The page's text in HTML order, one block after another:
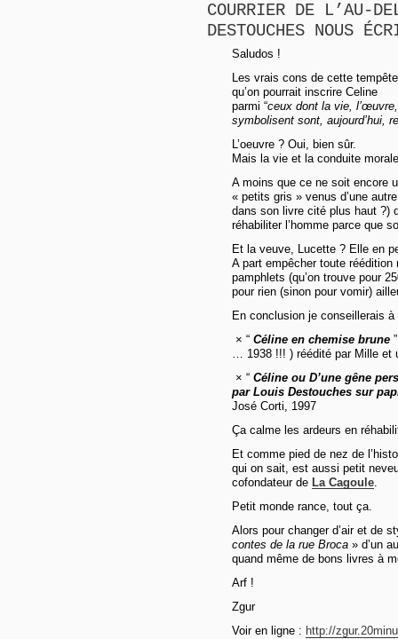
COURRIER DE L’AU-
DESTOUCHES NOUS
Saludos !
Les vrais cons de cette
qu’on pourrait inscrire Celine
parmi “ceux dont la vie,
symbolisent sont, aujourd’hui,
L’oeuvre ? Oui, bien sûr.
Mais la vie et la conduite
A moins que ce ne soit encore
« petits gris » venus d’une
dans son livre cité plus haut ?)
réhabiliter l’homme parce que
Et la veuve, Lucette ? Elle en
A part empêcher toute
pamphlets (qu’on trouve pour
pour rien (sinon pour vomir)
En conclusion je conseillerais
× “ Céline en chemise brune
… 1938 !!! ) réédité par Mille et
× “ Céline ou D’une gêne
par Louis Destouches sur
José Corti, 1997
Ça calme les ardeurs en
Et comme pied de nez de
qui on sait, est aussi petit
cofondateur de La Cagoule.
Petit monde rance, tout ça.
Alors pour changer d’air et de
contes de la rue Broca » d’un
quand même de bons livres à
Arf !
Zgur
Voir en ligne : http://